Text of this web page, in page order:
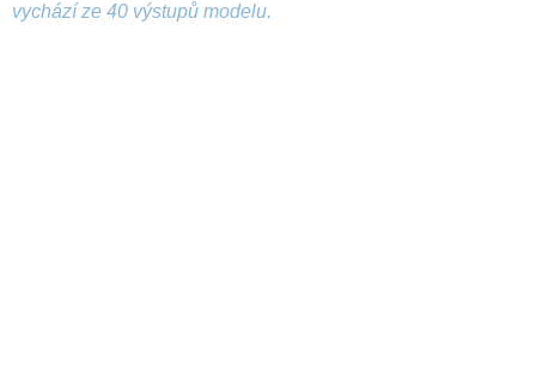
vychází ze 40 výstupů modelu.